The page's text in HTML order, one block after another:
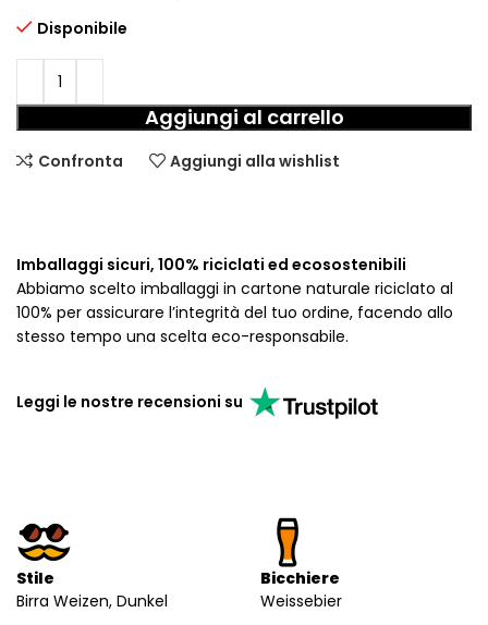
Disponibile
Aggiungi al carrello
Confronta Aggiungi alla wishlist
Imballaggi sicuri, 100% riciclati ed ecosostenibili
Abbiamo scelto imballaggi in cartone naturale riciclato al
100% per assicurare l’integrità del tuo ordine, facendo allo
stesso tempo una scelta eco-responsabile.
Leggi le nostre recensioni su
Stile
Birra Weizen, Dunkel
Bicchiere
Weissebier